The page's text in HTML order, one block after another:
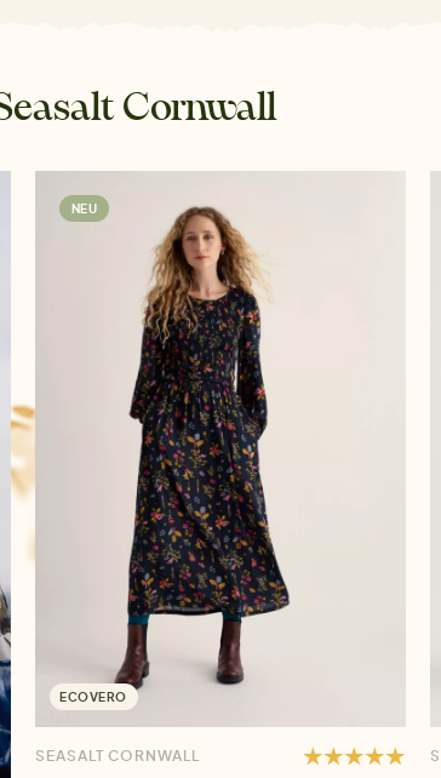
Cornwall
NEU
ECOVERO
SEASALT CORNWALL